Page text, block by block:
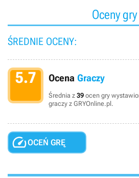
Oceny gry
ŚREDNIE OCENY:
5.7 Ocena Graczy
Średnia z 39 ocen gry
graczy z GRYOnline.pl.
OCEŃ GRĘ